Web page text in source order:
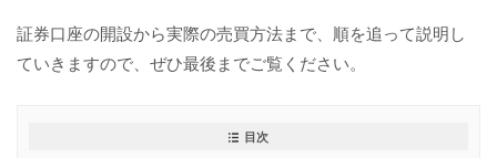
証券口座の開設から実際の売買方法まで、順を追って説明し
ていきますので、ぜひ最後までご覧ください。
目次